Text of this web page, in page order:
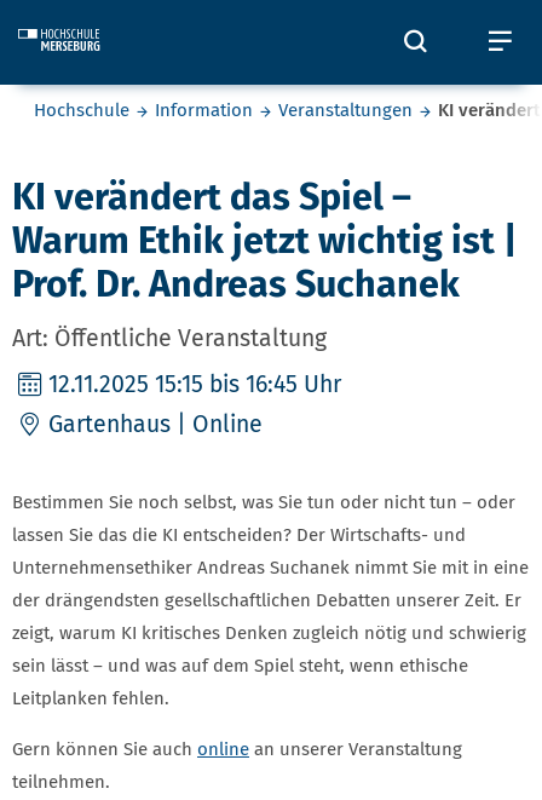
Öffnet
Sie befinden sich hier:
Hochschule Information Veranstaltungen KI
KI verändert das Spiel –
Warum Ethik jetzt wichtig ist |
Prof. Dr. Andreas Suchanek
Art: Öffentliche Veranstaltung
12.11.2025 15:15 bis 16:45 Uhr
Gartenhaus | Online
Bestimmen Sie noch selbst, was Sie tun oder nicht tun – oder
lassen Sie das die KI entscheiden? Der Wirtschafts- und
Unternehmensethiker Andreas Suchanek nimmt Sie mit in eine
der drängendsten gesellschaftlichen Debatten unserer Zeit. Er
zeigt, warum KI kritisches Denken zugleich nötig und schwierig
sein lässt – und was auf dem Spiel steht, wenn ethische
Leitplanken fehlen.
Gern können Sie auch online an unserer Veranstaltung
teilnehmen.